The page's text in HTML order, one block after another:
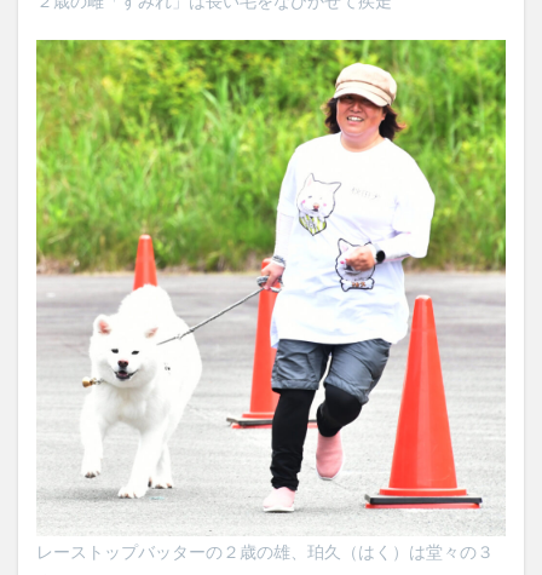
レーストップバッターの２歳の雄、珀久（はく）は堂々の３